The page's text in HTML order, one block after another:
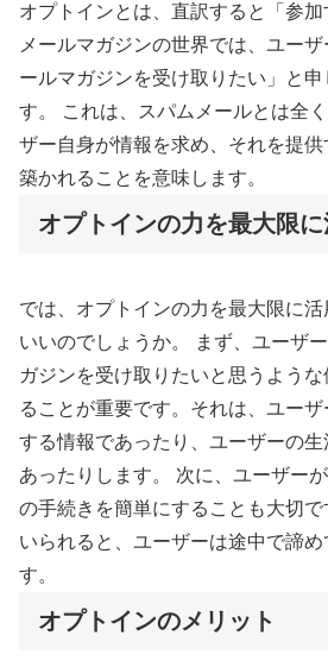
オプトインとは、直訳すると「参加
メールマガジンの世界では、ユー
ールマガジンを受け取りたい」と申
す。 これは、スパムメールとは全
ザー自身が情報を求め、それを提
築かれることを意味します。
オプトインの力を最大限
では、オプトインの力を最大限に
いいのでしょうか。 まず、ユーザ
ガジンを受け取りたいと思うよう
ることが重要です。それは、ユー
する情報であったり、ユーザーの
あったりします。 次に、ユーザー
の手続きを簡単にすることも大切
いられると、ユーザーは途中で諦
す。
オプトインのメリット